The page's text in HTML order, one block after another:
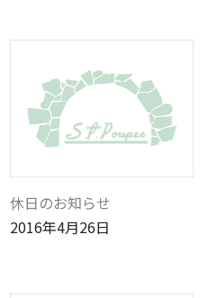
休日のお知らせ
2016年4月26日